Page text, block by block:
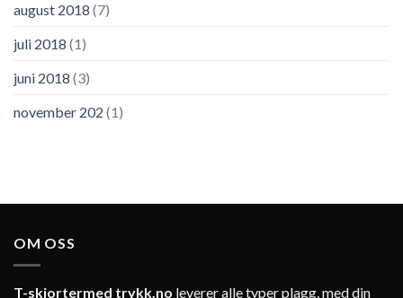
august 2018 (7)
juli 2018 (1)
juni 2018 (3)
november 202 (1)
OM OSS
T-skjortermed trykk.no leverer alle typer plagg, med din